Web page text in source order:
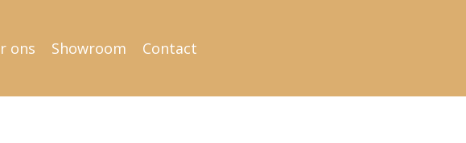
ons Showroom Contact